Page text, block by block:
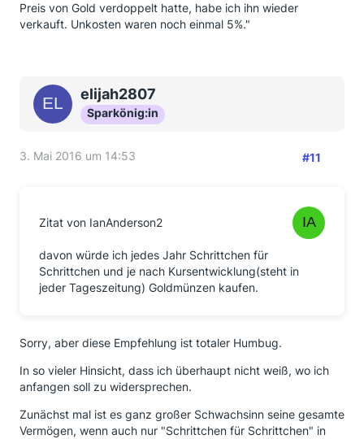
Preis von Gold verdoppelt hatte, habe ich ihn wieder
verkauft. Unkosten waren noch einmal 5%."
elijah2807
Sparkönig:in
3. Mai 2016 um 14:53 #11
Zitat von IanAnderson2
davon würde ich jedes Jahr Schrittchen für
Schrittchen und je nach Kursentwicklung(steht in
jeder Tageszeitung) Goldmünzen kaufen.
Sorry, aber diese Empfehlung ist totaler Humbug.
In so vieler Hinsicht, dass ich überhaupt nicht weiß, wo ich
anfangen soll zu widersprechen.
Zunächst mal ist es ganz großer Schwachsinn seine gesamte
Vermögen, wenn auch nur "Schrittchen für Schrittchen" in